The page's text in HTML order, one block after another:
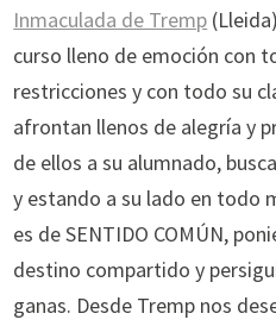
Inmaculada de Tremp
curso lleno de emoción con
restricciones y con todo su
afrontan llenos de alegría y
de ellos a su alumnado,
y estando a su lado en todo
es de SENTIDO COMÚN,
destino compartido y
ganas. Desde Tremp nos